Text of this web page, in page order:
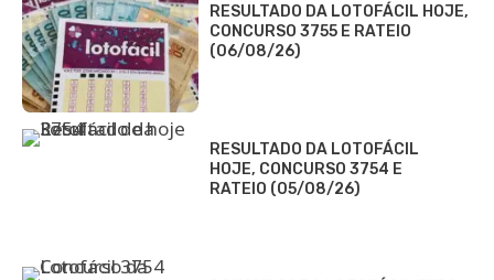
RESULTADO DA LOTOFÁCIL HOJE,
CONCURSO 3755 E RATEIO
(06/08/26)
RESULTADO DA LOTOFÁCIL
HOJE, CONCURSO 3754 E
RATEIO (05/08/26)